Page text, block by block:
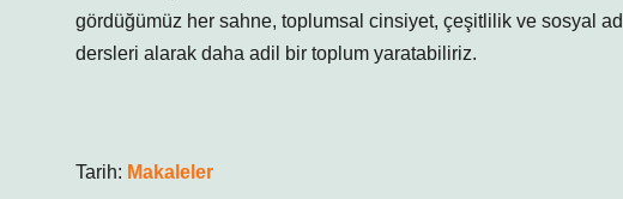
gördüğümüz her sahne, toplumsal cinsiyet, çeşitlilik ve sosyal
dersleri alarak daha adil bir toplum yaratabiliriz.
Tarih: Makaleler